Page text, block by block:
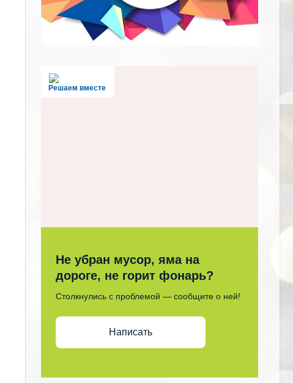
Решаем вместе
Не убран мусор, яма на
дороге, не горит фонарь?
Столкнулись с проблемой — сообщите о ней!
Написать